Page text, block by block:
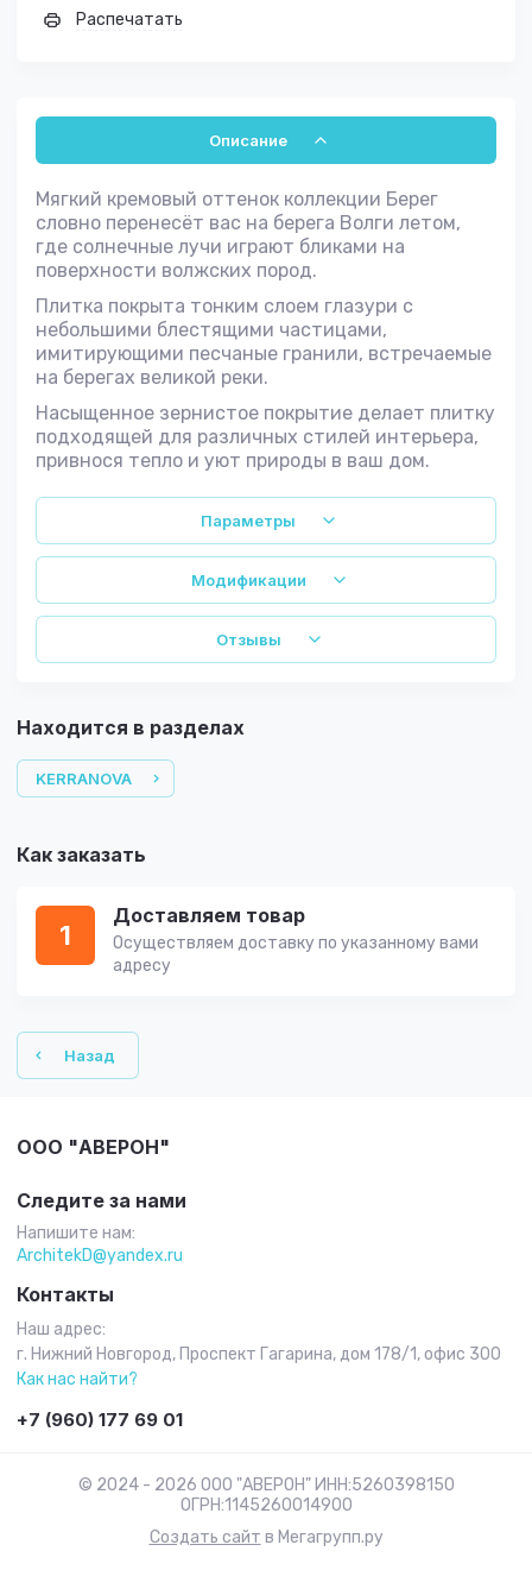
Распечатать
Описание
Мягкий кремовый оттенок коллекции Берег
словно перенесёт вас на берега Волги летом,
где солнечные лучи играют бликами на
поверхности волжских пород.
Плитка покрыта тонким слоем глазури с
небольшими блестящими частицами,
имитирующими песчаные гранили, встречаемые
на берегах великой реки.
Насыщенное зернистое покрытие делает плитку
подходящей для различных стилей интерьера,
привнося тепло и уют природы в ваш дом.
Параметры
Модификации
Отзывы
Находится в разделах
KERRANOVA
Как заказать
1
Доставляем товар
Осуществляем доставку по указанному вами
адресу
Назад
ООО "АВЕРОН"
Следите за нами
Напишите нам:
ArchitekD@yandex.ru
Контакты
Наш адрес:
г. Нижний Новгород, Проспект Гагарина, дом 178/1, офис 300
Как нас найти?
+7 (960) 177 69 01
© 2024 - 2026 ООО "АВЕРОН" ИНН:5260398150
ОГРН:1145260014900
Создать сайт в Мегагрупп.ру